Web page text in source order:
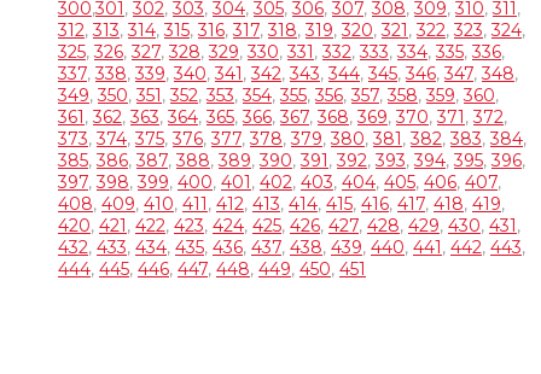
300,301,302,303,304,305,306,307,308,309,310,311,
312,313,314,315,316,317,318,319,320,321,322,323,324,
325,326,327,328,329,330,331,332,333,334,335,336,
337,338,339,340,341,342,343,344,345,346,347,348,
349,350,351,352,353,354,355,356,357,358,359,360,
361,362,363,364,365,366,367,368,369,370,371,372,
373,374,375,376,377,378,379,380,381,382,383,384,
385,386,387,388,389,390,391,392,393,394,395,396,
397,398,399, 400, 401, 402, 403, 404, 405, 406, 407,
408, 409, 410, 411, 412, 413, 414, 415, 416, 417, 418, 419,
420, 421, 422, 423, 424, 425, 426, 427, 428, 429, 430, 431,
432, 433, 434, 435, 436, 437, 438, 439, 440, 441, 442, 443,
444, 445, 446, 447, 448, 449, 450, 451